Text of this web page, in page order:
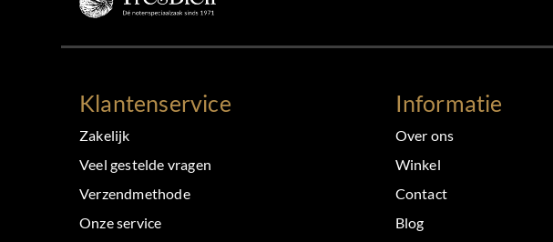
Klantenservice
Zakelijk
Veel gestelde vragen
Verzendmethode
Onze service
Informatie
Over ons
Winkel
Contact
Blog